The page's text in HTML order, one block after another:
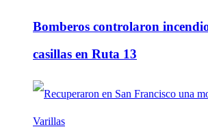
Bomberos controlaron
casillas en Ruta 13